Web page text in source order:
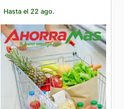
Hasta el 22 ago.